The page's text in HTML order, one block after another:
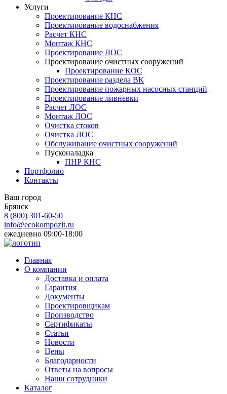
Услуги
Проектирование КНС
Проектирование водоснабжения
Расчет КНС
Монтаж КНС
Проектирование ЛОС
Проектирование очистных сооружений
Проектирование КОС
Проектирование раздела ВК
Проектирование пожарных насосных станций
Проектирование ливневки
Расчет ЛОС
Монтаж ЛОС
Очистка стоков
Очистка ЛОС
Обслуживание очистных сооружений
Пусконаладка
ПНР КНС
Портфолио
Контакты
Ваш город
Брянск
8 (800) 301-60-50
info@ecokompozit.ru
ежедневно 09:00-18:00
Главная
О компании
Доставка и оплата
Гарантия
Документы
Проектировщикам
Производство
Сертификаты
Статьи
Новости
Цены
Благодарности
Ответы на вопросы
Наши сотрудники
Каталог